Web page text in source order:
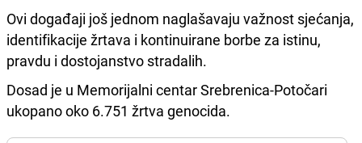
Ovi događaji još jednom naglašavaju važnost sjećanja,
identifikacije žrtava i kontinuirane borbe za istinu,
pravdu i dostojanstvo stradalih.
Dosad je u Memorijalni centar Srebrenica-Potočari
ukopano oko 6.751 žrtva genocida.